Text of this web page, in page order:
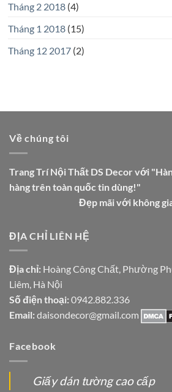
Tháng 2 2018(4)
Tháng 1 2018(15)
Tháng 12 2017(2)
Về chúng tôi
Trang Trí Nội Thất DS Decor với
hàng trên toàn quốc tin dùng!"
Đẹp mãi với
ĐỊA CHỈ LIÊN HỆ
Địa chỉ: Hoàng Công Chất, Phường
Liêm, Hà Nội
Số điện thoại: 0942.882.336
Email: daisondecor@gmail.com
Facebook
Giấy dán tường cao cấp